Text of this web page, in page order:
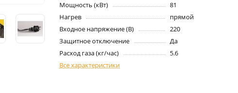
Мощность (кВт)
81
Нагрев
прямой
Входное напряжение (В)
220
Защитное отключение
Да
Расход газа (кг/час)
5.6
Все характеристики